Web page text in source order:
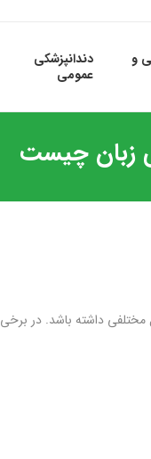
و
دندانپزشکی
عمومی
زبان چیست
داشته باشد. در برخی